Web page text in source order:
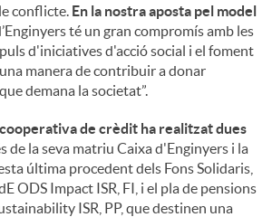
conflicte. En la nostra aposta pel model
té un gran compromís amb les
d'iniciatives d'acció social i el foment
manera de contribuir a donar
demana la societat”.
de crèdit ha realitzat dues
de la seva matriu Caixa d'Enginyers i la
última procedent dels Fons Solidaris,
ODS Impact ISR, FI, i el pla de pensions
ISR, PP, que destinen una